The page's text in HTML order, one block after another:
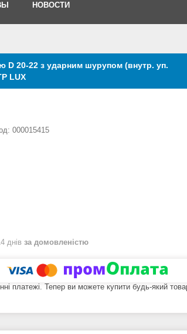
НОВОСТИ
D 20-22 з ударним шурупом (внутр. уп.
LUX
000015415
днів за домовленістю
платежі. Тепер ви можете купити будь-який